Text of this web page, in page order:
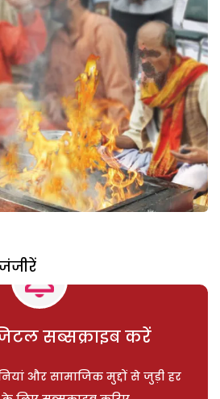
सब्सक्राइब करें
और सामाजिक मुद्दों से जुड़ी हर